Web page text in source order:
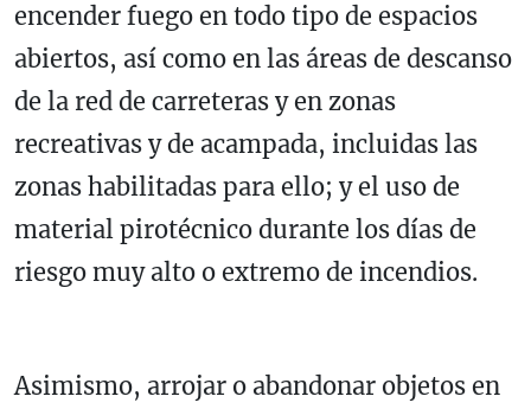
encender fuego en todo tipo de espacios
abiertos, así como en las áreas de descanso
de la red de carreteras y en zonas
recreativas y de acampada, incluidas las
zonas habilitadas para ello; y el uso de
material pirotécnico durante los días de
riesgo muy alto o extremo de incendios.
Asimismo, arrojar o abandonar objetos en